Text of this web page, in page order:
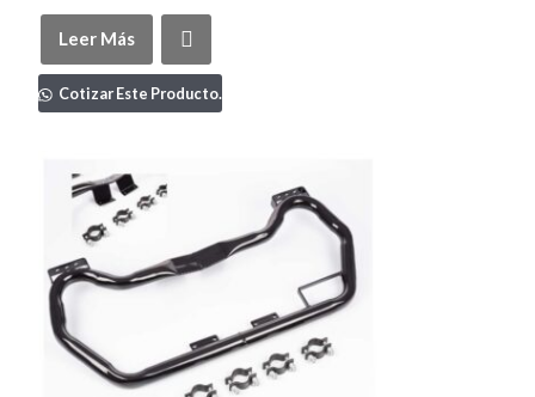
Leer Más
Cotizar Este Producto.